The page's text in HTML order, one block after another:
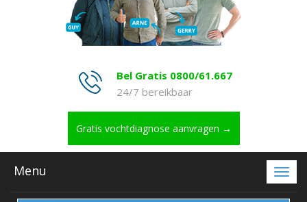
Bel Gratis 0800/61.667
24/7 bereikbaar
Gratis vochtdiagnose aanvragen →
Menu